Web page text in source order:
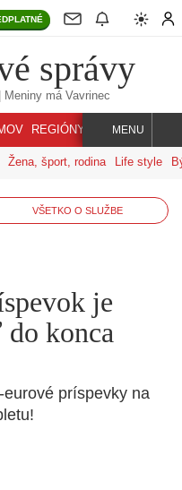
správy
| Meniny má Vavrinec
REGIÓNY INDEX SVET
MENU
Žena, šport, rodina Life style
VŠETKO O SLUŽBE
je
konca
príspevky na